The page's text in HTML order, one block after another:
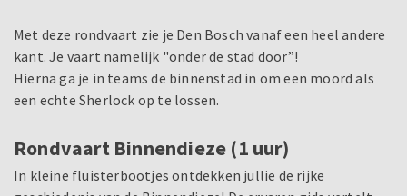
Met deze rondvaart zie je Den Bosch vanaf een heel andere
kant. Je vaart namelijk "onder de stad door”!
Hierna ga je in teams de binnenstad in om een moord als
een echte Sherlock op te lossen.
Rondvaart Binnendieze (1 uur)
In kleine fluisterbootjes ontdekken jullie de rijke